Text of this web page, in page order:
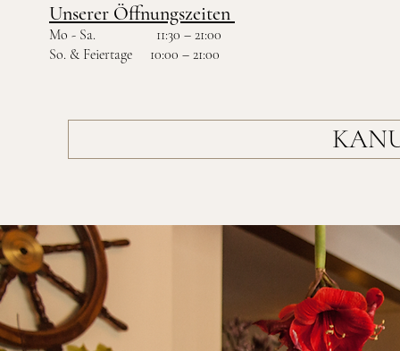
Unserer Öffnungszeiten
Mo - Sa. 11:30 – 21:00
So. & Feiertage 10:00 – 21:00